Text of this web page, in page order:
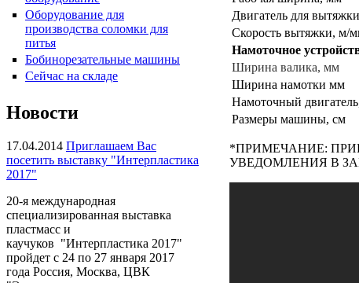
Пакетоделательная машина
HPR-34CL
Плёночный экструдер KMH-
45, KMH-55
Оборудование для
производства соломки для
питья
Бобинорезательные машины
Сейчас на складе
Новости
17.04.2014 Приглашаем Вас
посетить выставку "Интерпластика
2017"
20-я международная
специализированная выставка
пластмасс и
каучуков "Интерпластика 2017"
пройдет с 24 по 27 января 2017
года Россия, Москва, ЦВК
Двигатель для
Скорость вытяжки, м/
Намоточное
Ширина валика, мм
Ширина намотки мм
Намоточный
Размеры машины, см
*ПРИМЕЧАНИЕ:
УВЕДОМЛЕНИЯ В